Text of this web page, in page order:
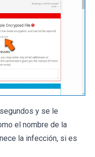
y se le
el nombre de la
la infección, si es